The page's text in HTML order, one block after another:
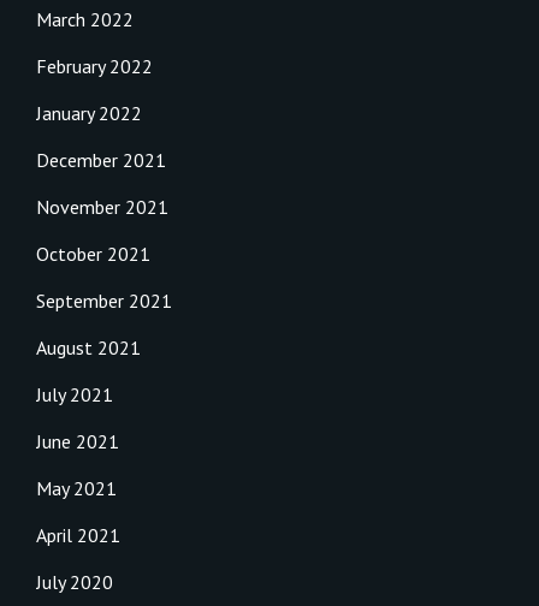
March 2022
February 2022
January 2022
December 2021
November 2021
October 2021
September 2021
August 2021
July 2021
June 2021
May 2021
April 2021
July 2020